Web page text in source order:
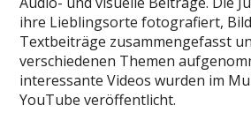
ihre Lieblingsorte fotografiert,
Textbeiträge zusammengefasst
verschiedenen Themen
interessante Videos wurden im
YouTube veröffentlicht.